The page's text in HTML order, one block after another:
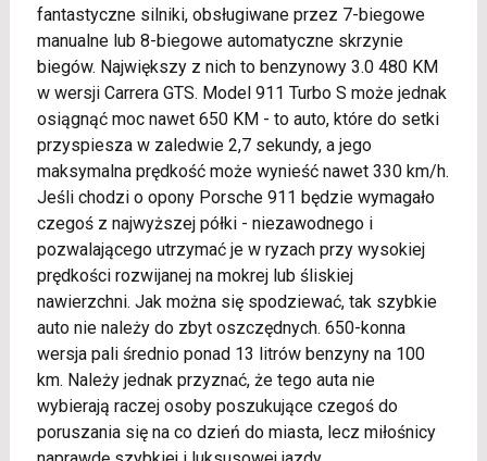
fantastyczne silniki, obsługiwane przez 7-biegowe
manualne lub 8-biegowe automatyczne skrzynie
biegów. Największy z nich to benzynowy 3.0 480 KM
w wersji Carrera GTS. Model 911 Turbo S może jednak
osiągnąć moc nawet 650 KM - to auto, które do setki
przyspiesza w zaledwie 2,7 sekundy, a jego
maksymalna prędkość może wynieść nawet 330 km/h.
Jeśli chodzi o opony Porsche 911 będzie wymagało
czegoś z najwyższej półki - niezawodnego i
pozwalającego utrzymać je w ryzach przy wysokiej
prędkości rozwijanej na mokrej lub śliskiej
nawierzchni. Jak można się spodziewać, tak szybkie
auto nie należy do zbyt oszczędnych. 650-konna
wersja pali średnio ponad 13 litrów benzyny na 100
km. Należy jednak przyznać, że tego auta nie
wybierają raczej osoby poszukujące czegoś do
poruszania się na co dzień do miasta, lecz miłośnicy